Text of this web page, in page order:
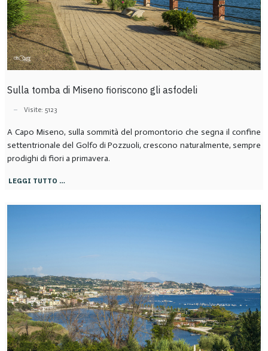
Sulla tomba di Miseno fioriscono gli asfodeli
Visite: 5123
A Capo Miseno, sulla sommità del promontorio che segna il confine
settentrionale del Golfo di Pozzuoli, crescono naturalmente, sempre
prodighi di fiori a primavera.
LEGGI TUTTO …